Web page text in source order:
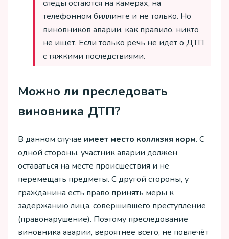
следы остаются на камерах, на
телефонном биллинге и не только. Но
виновников аварии, как правило, никто
не ищет. Если только речь не идёт о ДТП
с тяжкими последствиями.
Можно ли преследовать
виновника ДТП?
В данном случае имеет место коллизия норм. С
одной стороны, участник аварии должен
оставаться на месте происшествия и не
перемещать предметы. С другой стороны, у
гражданина есть право принять меры к
задержанию лица, совершившего преступление
(правонарушение). Поэтому преследование
виновника аварии, вероятнее всего, не повлечёт